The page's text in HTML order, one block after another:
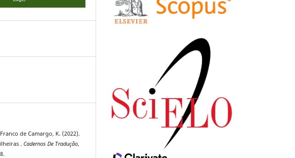
de Camargo, K. (2022).
.Cadernos De Tradução,